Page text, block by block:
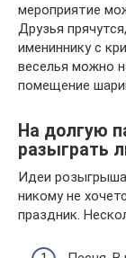
мероприятие
Друзья
имениннику с
веселья можно
помещение
На долгую
разыграть
Идеи
никому не
праздник.